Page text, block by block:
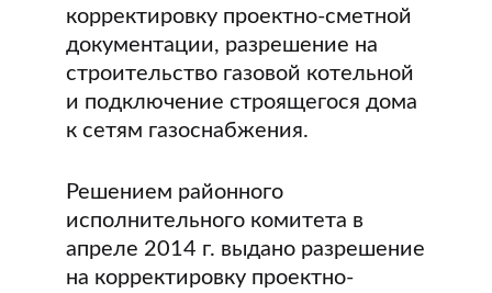
корректировку проектно-сметной
документации, разрешение на
строительство газовой котельной
и подключение строящегося дома
к сетям газоснабжения.
Решением районного
исполнительного комитета в
апреле 2014 г. выдано разрешение
на корректировку проектно-